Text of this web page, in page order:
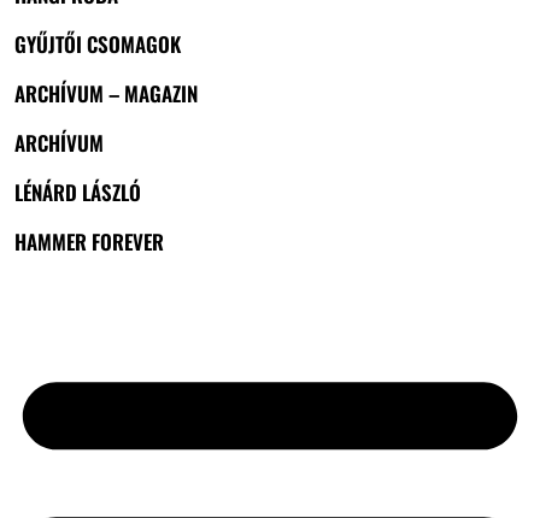
GYŰJTŐI CSOMAGOK
ARCHÍVUM – MAGAZIN
ARCHÍVUM
LÉNÁRD LÁSZLÓ
HAMMER FOREVER